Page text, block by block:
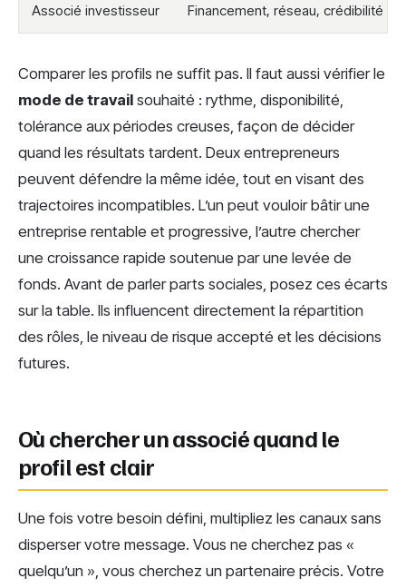
Associé investisseur Financement, réseau, crédibilité
Comparer les profils ne suffit pas. Il faut aussi vérifier le
mode de travail souhaité : rythme, disponibilité,
tolérance aux périodes creuses, façon de décider
quand les résultats tardent. Deux entrepreneurs
peuvent défendre la même idée, tout en visant des
trajectoires incompatibles. L’un peut vouloir bâtir une
entreprise rentable et progressive, l’autre chercher
une croissance rapide soutenue par une levée de
fonds. Avant de parler parts sociales, posez ces écarts
sur la table. Ils influencent directement la répartition
des rôles, le niveau de risque accepté et les décisions
futures.
Où chercher un associé quand le
profil est clair
Une fois votre besoin défini, multipliez les canaux sans
disperser votre message. Vous ne cherchez pas «
quelqu’un », vous cherchez un partenaire précis. Votre